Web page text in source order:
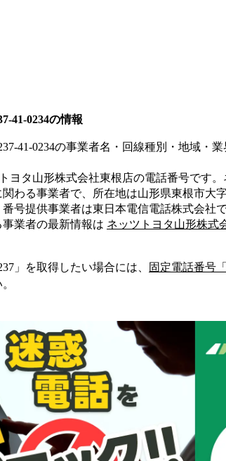
41-0234の情報
41-0234の事業者名・回線種別・地域・
ヨタ山形株式会社東根店の電話番号です。
関わる事業者で、所在地は山形県東根市大
番号提供事業者は東日本電信電話株式会社
業者の最新情報は ネッツトヨタ山形株式
」を取得したい場合には、 固定電話番号「